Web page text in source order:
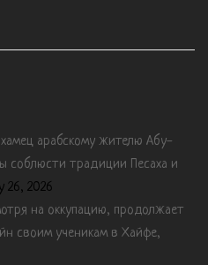
арабскому жителю Абу-
соблюсти традиции Песаха и
26, 2026
на оккупацию, продолжает
своим ученикам в Хайфе,